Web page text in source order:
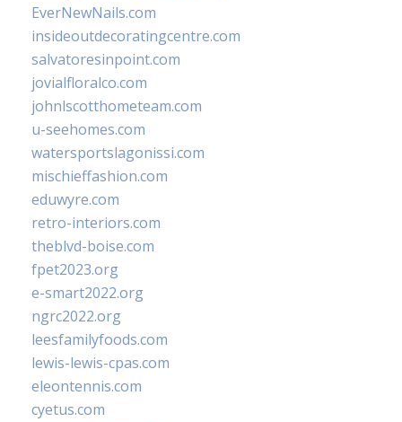
EverNewNails.com
insideoutdecoratingcentre.com
salvatoresinpoint.com
jovialfloralco.com
johnlscotthometeam.com
u-seehomes.com
watersportslagonissi.com
mischieffashion.com
eduwyre.com
retro-interiors.com
theblvd-boise.com
fpet2023.org
e-smart2022.org
ngrc2022.org
leesfamilyfoods.com
lewis-lewis-cpas.com
eleontennis.com
cyetus.com